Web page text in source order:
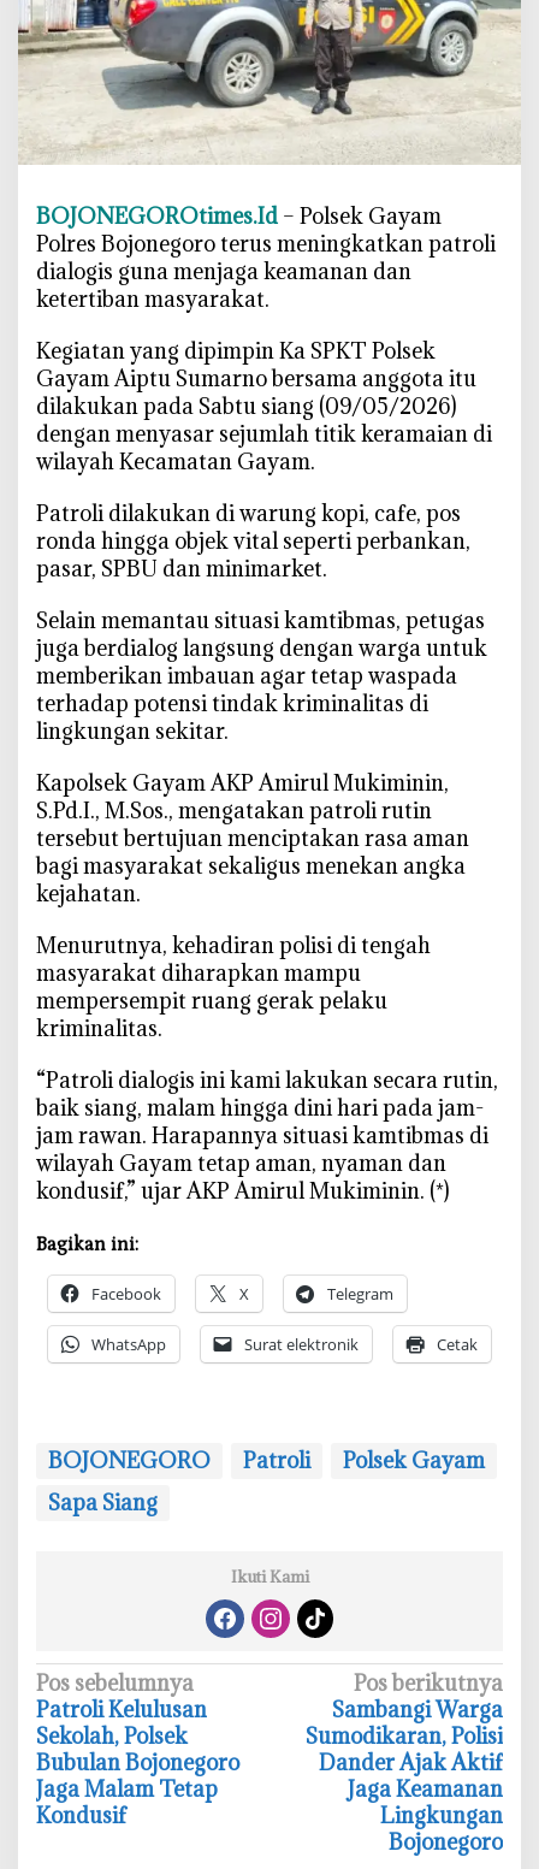
n
g
P
o
k
G
a
m
P
r
k
e
a
t
K
e
a
m
a
n
W
i
l
a
h
B
o
n
e
g
o
r
BOJONEGOROtimes.Id – Polsek Gayam
Polres Bojonegoro terus meningkatkan patroli
dialogis guna menjaga keamanan dan
ketertiban masyarakat.
‎Kegiatan yang dipimpin Ka SPKT Polsek
Gayam Aiptu Sumarno bersama anggota itu
dilakukan pada Sabtu siang (09/05/2026)
dengan menyasar sejumlah titik keramaian di
wilayah Kecamatan Gayam.
‎Patroli dilakukan di warung kopi, cafe, pos
ronda hingga objek vital seperti perbankan,
pasar, SPBU dan minimarket.
‎Selain memantau situasi kamtibmas, petugas
juga berdialog langsung dengan warga untuk
memberikan imbauan agar tetap waspada
terhadap potensi tindak kriminalitas di
lingkungan sekitar.
‎Kapolsek Gayam AKP Amirul Mukiminin,
S.Pd.I., M.Sos., mengatakan patroli rutin
tersebut bertujuan menciptakan rasa aman
bagi masyarakat sekaligus menekan angka
kejahatan.
‎Menurutnya, kehadiran polisi di tengah
masyarakat diharapkan mampu
mempersempit ruang gerak pelaku
kriminalitas.
‎“Patroli dialogis ini kami lakukan secara rutin,
baik siang, malam hingga dini hari pada jam-
jam rawan. Harapannya situasi kamtibmas di
wilayah Gayam tetap aman, nyaman dan
kondusif,” ujar AKP Amirul Mukiminin. (*)
Bagikan ini:
Facebook X Telegram
WhatsApp Surat elektronik Cetak
BOJONEGORO Patroli
Polsek Gayam
‎Sapa Siang
Ikuti Kami
N
a
v
i
g
Pos sebelumnya
‎Patroli Kelulusan
Sekolah, Polsek
Bubulan Bojonegoro
Jaga Malam Tetap
Kondusif
Pos berikutnya
‎Sambangi Warga
Sumodikaran, Polisi
Dander Ajak Aktif
Jaga Keamanan
Lingkungan
Bojonegoro